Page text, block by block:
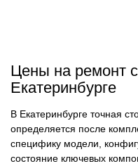
Цены на ремонт
Екатеринбурге
В Екатеринбурге точная
определяется после
специфику модели,
состояние ключевых